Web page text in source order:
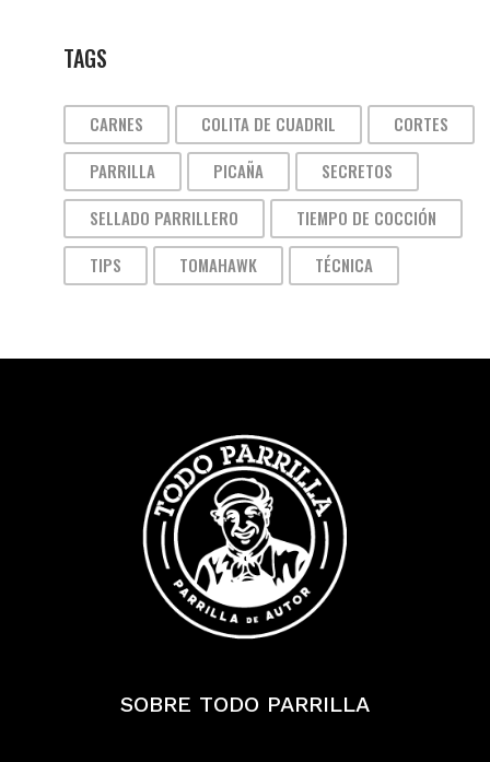
TAGS
CARNES COLITA DE CUADRIL
CORTES
PARRILLA
PICAÑA
SECRETOS
SELLADO PARRILLERO
TIEMPO DE COCCIÓN
TIPS
TOMAHAWK TÉCNICA
SOBRE TODO PARRILLA